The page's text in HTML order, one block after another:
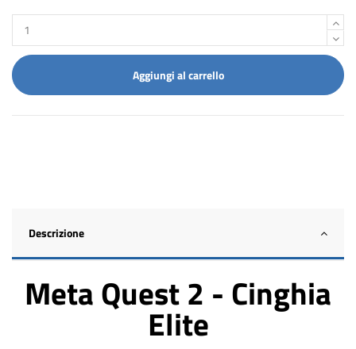
Aggiungi al carrello
Descrizione
Meta Quest 2 - Cinghia
Elite